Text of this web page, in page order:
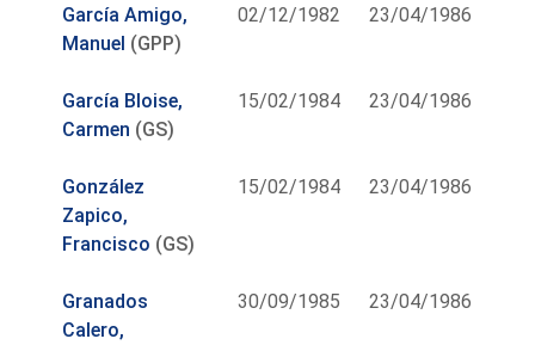
García Amigo,
Manuel (GPP)
02/12/1982 23/04/1986
García Bloise,
Carmen (GS)
15/02/1984 23/04/1986
González
Zapico,
Francisco (GS)
15/02/1984 23/04/1986
Granados
Calero,
30/09/1985 23/04/1986